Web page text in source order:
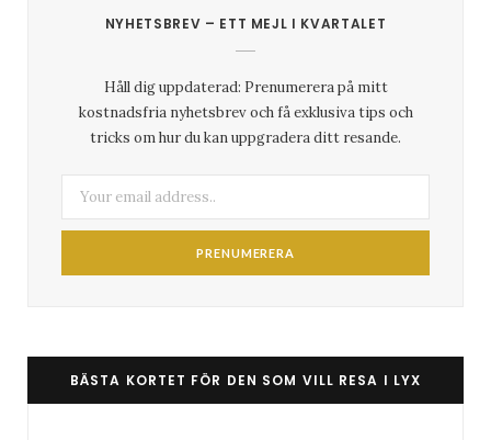
NYHETSBREV – ETT MEJL I KVARTALET
Håll dig uppdaterad: Prenumerera på mitt
kostnadsfria nyhetsbrev och få exklusiva tips och
tricks om hur du kan uppgradera ditt resande.
BÄSTA KORTET FÖR DEN SOM VILL RESA I LYX